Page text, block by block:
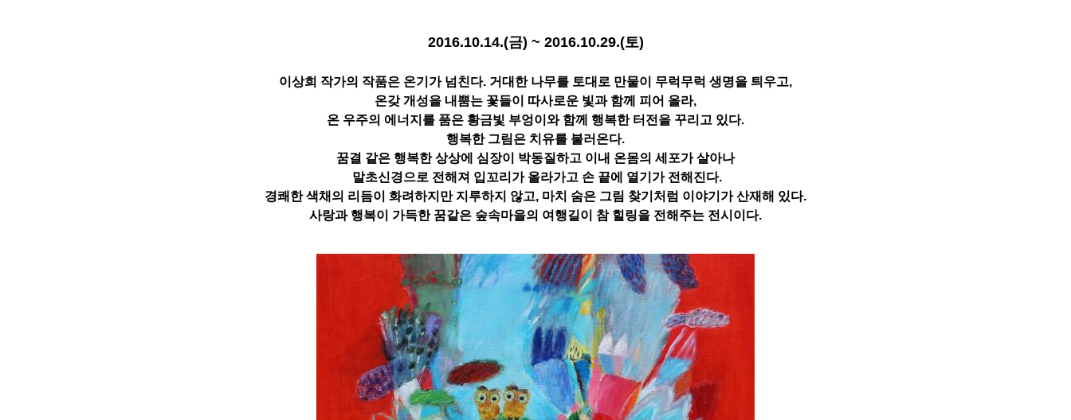
2016.10.14.(금) ~ 2016.10.29.(토)
이상희 작가의 작품은 온기가 넘친다. 거대한 나무를 토대로 만물이 무럭무럭 생명을 틔우고,
온갖 개성을 내뿜는 꽃들이 따사로운 빛과 함께 피어 올라,
온 우주의 에너지를 품은 황금빛 부엉이와 함께 행복한 터전을 꾸리고 있다.
행복한 그림은 치유를 불러온다.
꿈결 같은 행복한 상상에 심장이 박동질하고 이내 온몸의 세포가 살아나
말초신경으로 전해져 입꼬리가 올라가고 손 끝에 열기가 전해진다.
경쾌한 색채의 리듬이 화려하지만 지루하지 않고, 마치 숨은 그림 찾기처럼 이야기가 산재해 있다.
사랑과 행복이 가득한 꿈같은 숲속마을의 여행길이 참 힐링을 전해주는 전시이다.